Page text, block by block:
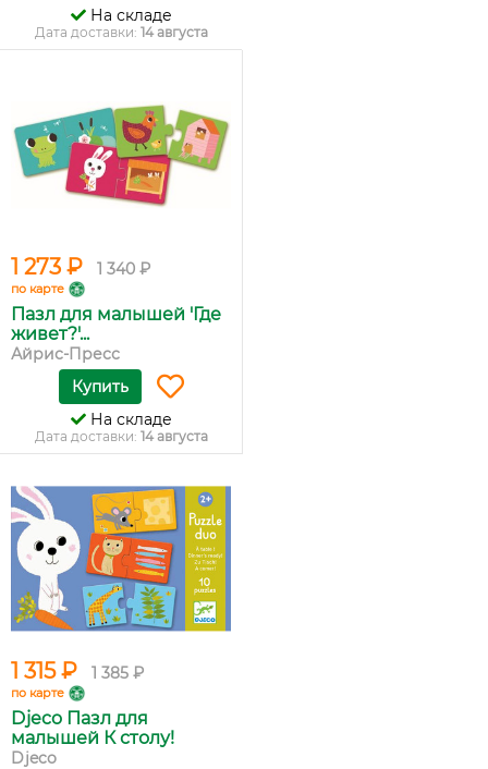
На складе
Дата доставки: 14 августа
1 273 ₽ 1 340 ₽
по карте
Пазл для малышей 'Где
живет?'...
Айрис-Пресс
Купить
На складе
Дата доставки: 14 августа
1 315 ₽ 1 385 ₽
по карте
Djeco Пазл для
малышей К столу!
Djeco